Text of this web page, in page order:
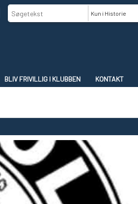
Kun i Historie
BLIV FRIVILLIG I KLUBBEN KONTAKT